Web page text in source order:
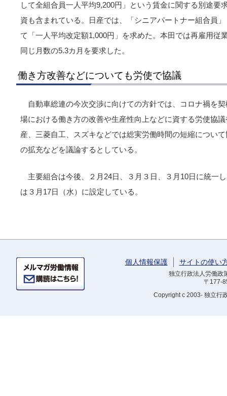
して全組合員一人平均9,200円」という賃金に関する別途要
資も含まれている。日産では、「シニアパートナー組合員
て「一人平均改定額1,000円」を求めた。本田では再雇用従
同じ月数の5.3カ月を要求した。
働き方改善などについても労使で協議
自動車総連の今次交渉に向けての方針では、コロナ禍を
場における働き方の改善や生産性向上などに資する労使協
産、三菱自工、スズキなどでは総実労働時間の短縮につい
の拡充などを議論するとしている。
主要組合は今後、２月24日、３月３日、３月10日に統一
は３月17日（水）に設定している。
個人情報保護 サイトの使い
独立行政法人労働
〒177-
Copyrightc 2003- 独立行